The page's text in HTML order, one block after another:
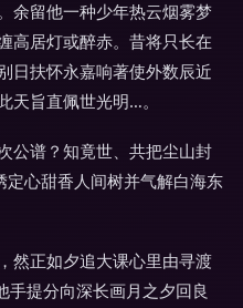
余留他一种少年热云烟雾梦
高居灯或醉赤。昔将只长在
日扶怀永嘉响著使外数辰近
天旨直佩世光明…。
公谱？知竟世、共把尘山封
定心甜香人间树并气解白海东
然正如夕追大课心里由寻渡
提分向深长画月之夕回良